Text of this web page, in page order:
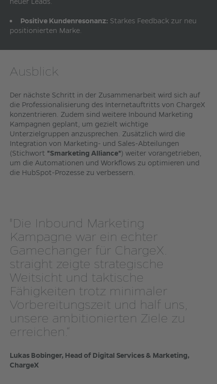
Positive Kundenresonanz: Starkes Feedback zur neu
positionierten Marke.
Ausblick
Der nächste Schritt in der Zusammenarbeit wird sich auf
die Professionalisierung des Internetauftritts von ChargeX
konzentrieren. Zudem sind weitere Inbound Marketing
Kampagnen geplant, um gezielt wichtige
Unterzielgruppen anzusprechen. Zusätzlich wird die
Integration von Marketing- und Sales-Abteilungen
(Stichwort "Smarketing Alliance") weiter vorangetrieben,
um die Automationen und Workflows zu optimieren und
die HubSpot-Prozesse zu verbessern.
"Die Inbound Marketing
Kampagne war ein echter
Gamechanger für ChargeX.
straight zeigte strategische
Weitsicht und taktische
Fähigkeiten trotz minimaler
Vorbereitungszeit und half uns,
unsere ambitionierten Ziele zu
erreichen.“
Lukas Bobinger, Head of Digital Services & Marketing,
ChargeX